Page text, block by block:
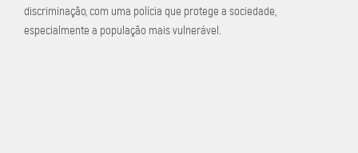
discriminação, com uma polícia que protege a sociedade,
especialmente a população mais vulnerável.